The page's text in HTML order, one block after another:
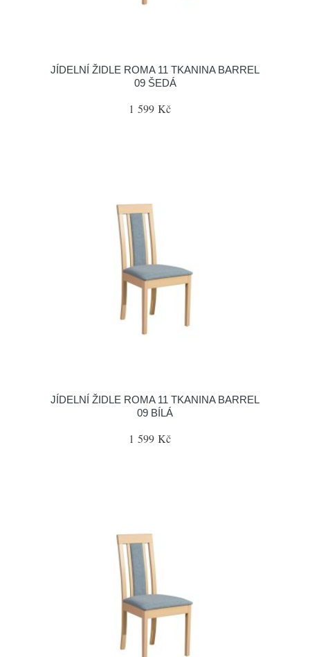
JÍDELNÍ ŽIDLE ROMA 11 TKANINA BARREL
09 ŠEDÁ
1 599 Kč
JÍDELNÍ ŽIDLE ROMA 11 TKANINA BARREL
09 BÍLÁ
1 599 Kč